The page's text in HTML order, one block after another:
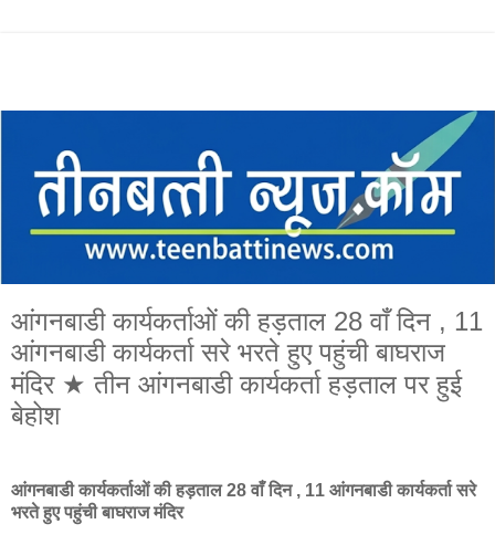
आंगनबाडी कार्यकर्ताओं की हड़ताल 28 वाँ दिन , 11
आंगनबाडी कार्यकर्ता सरे भरते हुए पहुंची बाघराज
मंदिर ★ तीन आंगनबाडी कार्यकर्ता हड़ताल पर हुई
बेहोश
आंगनबाडी कार्यकर्ताओं की हड़ताल 28 वाँ दिन , 11 आंगनबाडी कार्यकर्ता सरे
भरते हुए पहुंची बाघराज मंदिर